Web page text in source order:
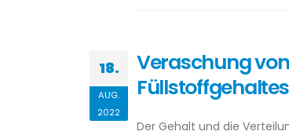
18.
AUG.
2022
Veraschung
Füllstoffgehaltes
Der Gehalt und die